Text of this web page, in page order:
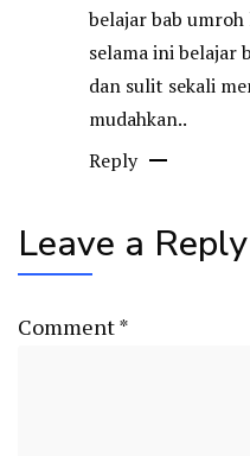
belajar bab
selama ini belajar
dan sulit sekali
mudahkan..
Reply
Leave a Reply
Comment*